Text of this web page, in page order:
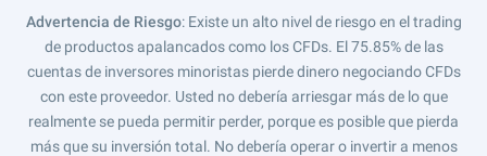
Advertencia de Riesgo: Existe un alto nivel de riesgo en el trading
de productos apalancados como los CFDs. El 75.85% de las
cuentas de inversores minoristas pierde dinero negociando CFDs
con este proveedor. Usted no debería arriesgar más de lo que
realmente se pueda permitir perder, porque es posible que pierda
más que su inversión total. No debería operar o invertir a menos